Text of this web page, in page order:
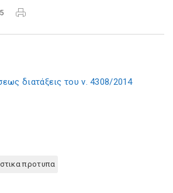
διατάξεις του ν. 4308/2014
προτυπα